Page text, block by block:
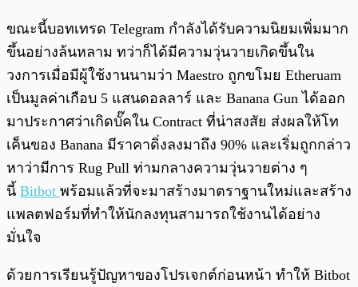
ขณะนี้บอทเทรด Telegram กำลังได้รับความนิยมเพิ่มมาก
ขึ้นอย่างล้นหลาม ทว่าก็ได้มีความวุ่นวายเกิดขึ้นใน
วงการเมื่อมีผู้ใช้งานนามว่า Maestro ถูกขโมย Etheruam
เป็นมูลค่าเกือบ 5 แสนดอลลาร์ และ Banana Gun ได้ออก
มาประกาศว่าเกิดบั๊คใน Contract ที่น่าสงสัย ส่งผลให้โท
เค็นของ Banana มีราคาดิ่งลงมาถึง 90% และเริ่มถูกกล่าว
หาว่ามีการ Rug Pull ท่ามกลางความวุ่นวายต่าง ๆ
นี้ Bitbot พร้อมแล้วที่จะมาสร้างมาตราฐานใหม่และสร้าง
แพลตฟอร์มที่ทำให้นักลงทุนสามารถใช้งานได้อย่าง
มั่นใจ
ด้วยการเรียนรู้ปัญหาของโปรเจกต์ก่อนหน้า ทำให้ Bitbot